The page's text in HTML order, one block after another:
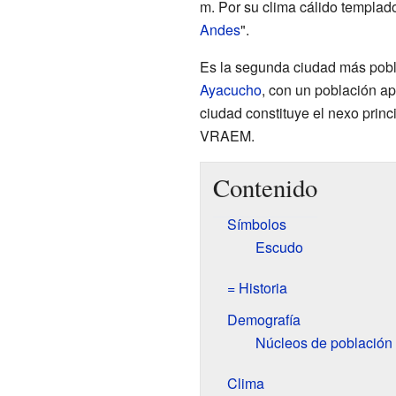
m. Por su clima cálido
Andes".
Es la segunda ciudad más
Ayacucho, con un población
ciudad constituye el nexo
VRAEM.
Contenido
Símbolos
Escudo
= Historia
Demografía
Núcleos de población
Clima